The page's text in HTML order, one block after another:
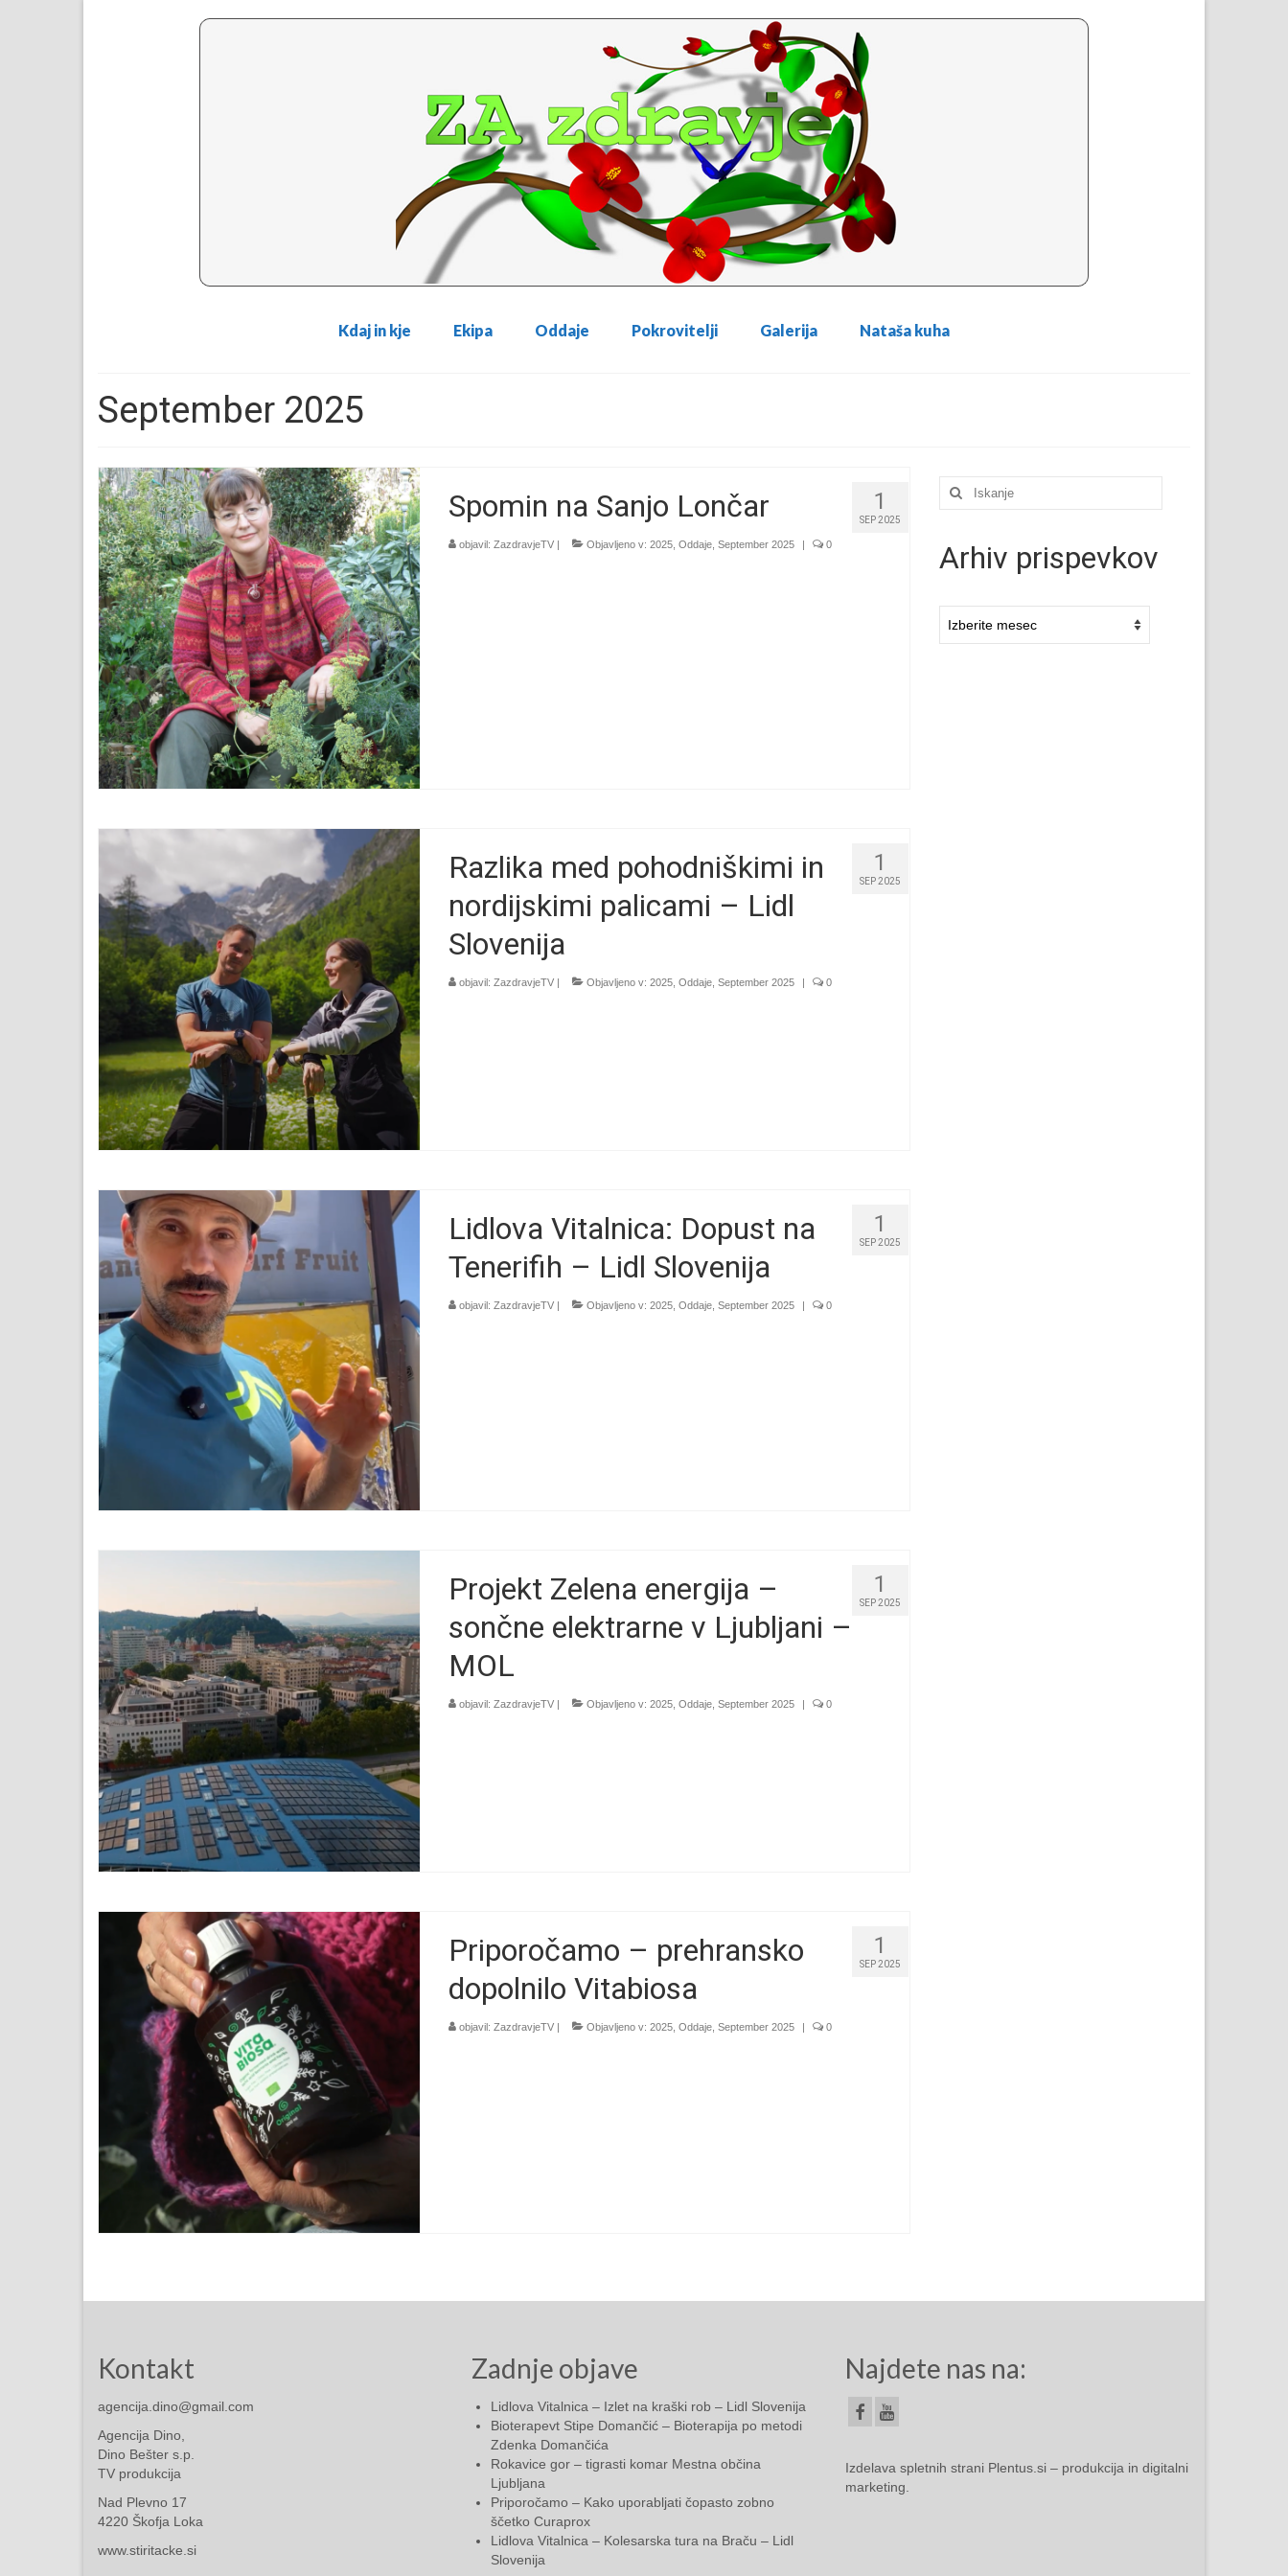
Kdaj in kje Ekipa Oddaje Pokrovitelji Galerija Nataša kuha
September 2025
1
SEP 2025
Spomin na Sanjo Lončar
objavil: ZazdravjeTV| Objavljeno v: 2025, Oddaje, September 2025 | 0
1
SEP 2025
Razlika med pohodniškimi in
nordijskimi palicami – Lidl
Slovenija
objavil: ZazdravjeTV| Objavljeno v: 2025, Oddaje, September 2025 | 0
1
SEP 2025
Lidlova Vitalnica: Dopust na
Tenerifih – Lidl Slovenija
objavil: ZazdravjeTV| Objavljeno v: 2025, Oddaje, September 2025 | 0
1
SEP 2025
Projekt Zelena energija –
sončne elektrarne v Ljubljani –
MOL
objavil: ZazdravjeTV| Objavljeno v: 2025, Oddaje, September 2025 0
1
SEP 2025
Priporočamo – prehransko
dopolnilo Vitabiosa
objavil: ZazdravjeTV| Objavljeno v: 2025, Oddaje, September 2025 | 0
Išči:
Arhiv prispevkov
Kontakt
agencija.dino@gmail.com
Agencija Dino,
Dino Bešter s.p.
TV produkcija
Nad Plevno 17
4220 Škofja Loka
www.stiritacke.si
Zadnje objave
Lidlova Vitalnica – Izlet na kraški rob – Lidl Slovenija
Bioterapevt Stipe Domančić – Bioterapija po metodi
Zdenka Domančića
Rokavice gor – tigrasti komar Mestna občina
Ljubljana
Priporočamo – Kako uporabljati čopasto zobno
ščetko Curaprox
Lidlova Vitalnica – Kolesarska tura na Braču – Lidl
Slovenija
Najdete nas na:
Izdelava spletnih strani Plentus.si – produkcija in digitalni
marketing.